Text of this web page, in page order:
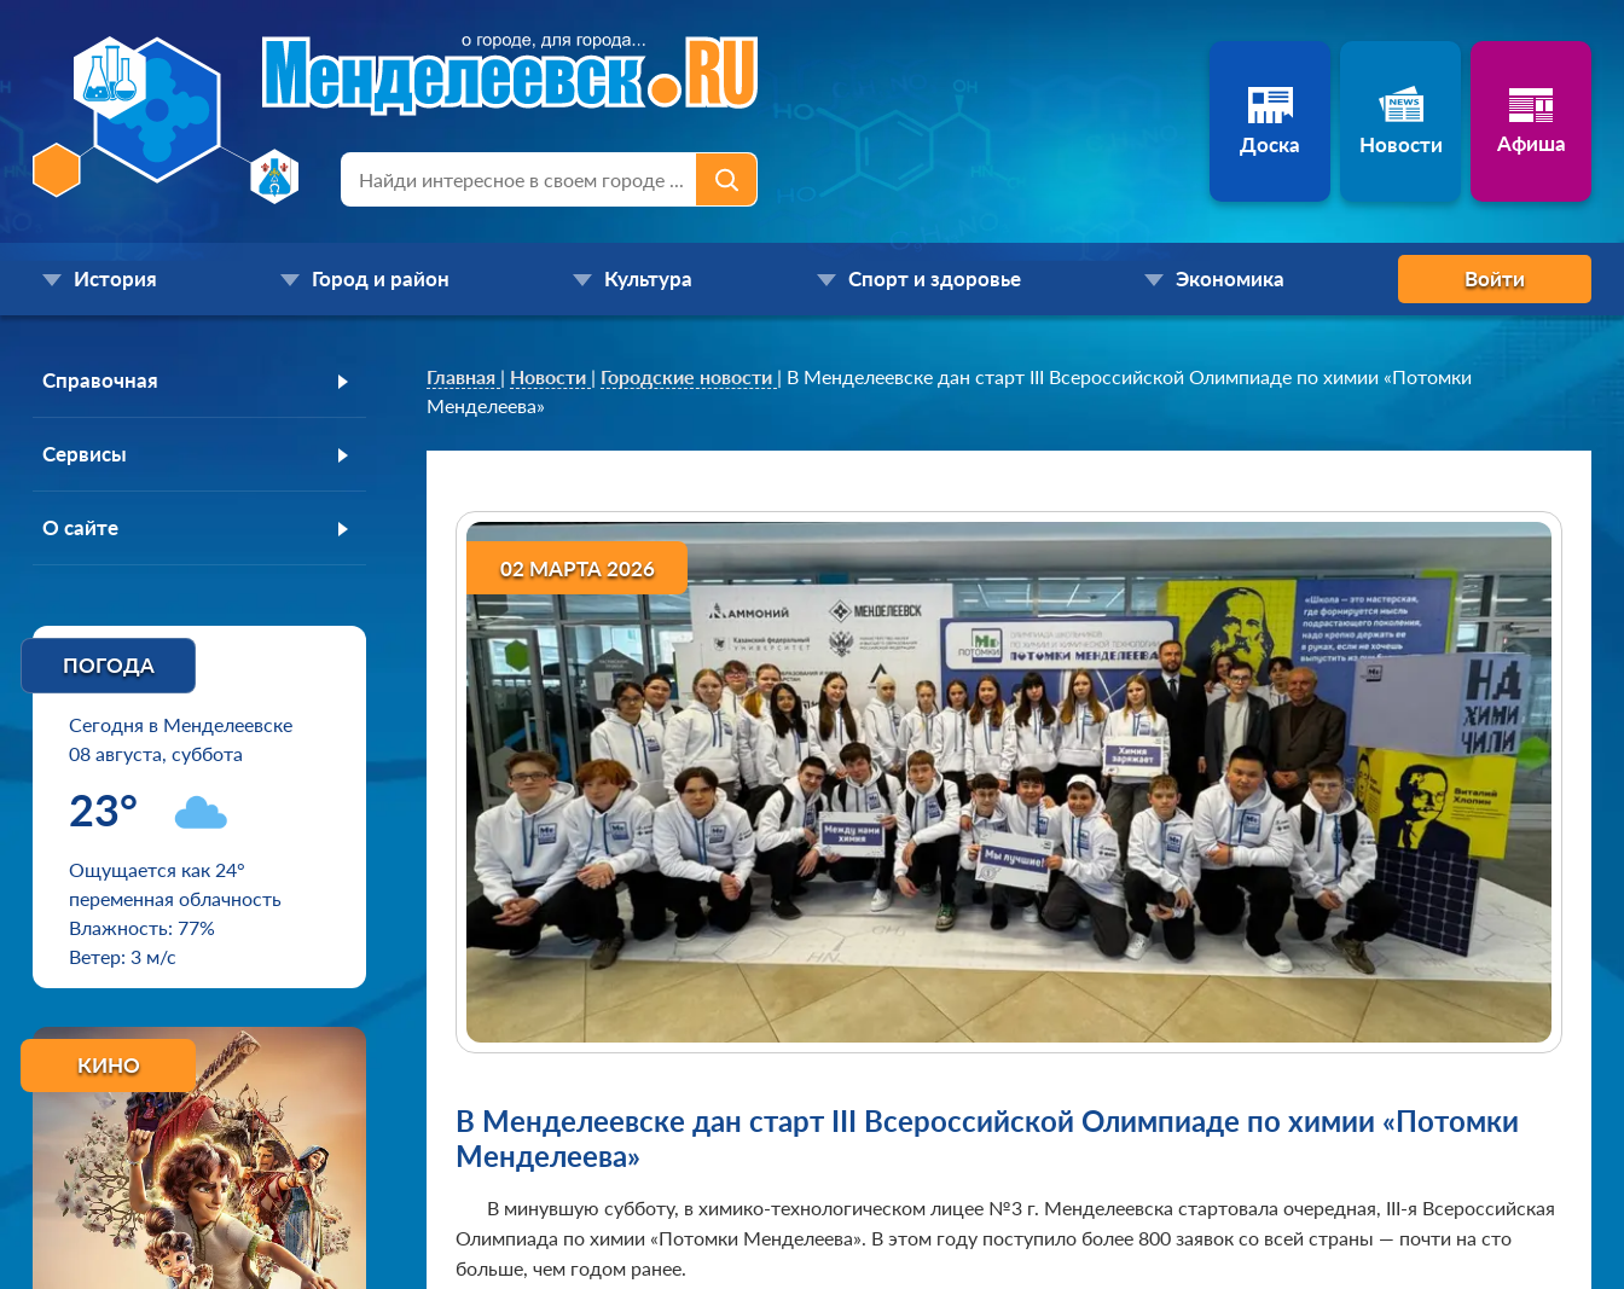
Доска Новости Афиша
История Город и район Культура Спорт и здоровье Экономика Войти
Справочная
Сервисы
О сайте
ПОГОДА
Сегодня в Менделеевске
08 августа, суббота
23°
Ощущается как 24°
переменная облачность
Влажность: 77%
Ветер: 3 м/с
КИНО
Главная | Новости | Городские новости | В Менделеевске дан старт III Всероссийской Олимпиаде по химии «Потомки
Менделеева»
02 МАРТА 2026
В Менделеевске дан старт III Всероссийской Олимпиаде по химии «Потомки
Менделеева»
В минувшую субботу, в химико-технологическом лицее №3 г. Менделеевска стартовала очередная, III-я Всероссийская
Олимпиада по химии «Потомки Менделеева». В этом году поступило более 800 заявок со всей страны — почти на сто
больше, чем годом ранее.